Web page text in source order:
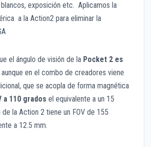
exposición etc. Aplicamos la
a la Action2 para eliminar la
el ángulo de visión de la Pocket 2 es
aunque en el combo de creadores viene
que se acopla de forma magnética
a 110 grados el equivalente a un 15
de la Action 2 tiene un FOV de 155
a 12.5 mm.